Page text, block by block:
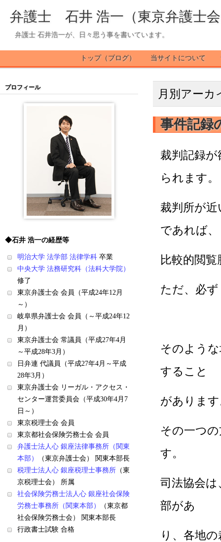
弁護士 石井 浩一（東京弁護士
弁護士 石井浩一が、日々思う事を書いています。
トップ（ブログ） 当サイトについて
月別アー
事件記録
裁判記録
られます。
裁判所が
であれば、
比較的閲
ただ、必
そのよう
すること
がありま
その一つ
す。
司法協会は
部があ
り、各地
プロフィール
◆石井 浩一の経歴等
明治大学 法学部 法律学科 卒業
中央大学 法務研究科（法科大学院）
修了
東京弁護士会 会員（平成24年12月
～）
岐阜県弁護士会 会員（～平成24年12
月）
東京弁護士会 常議員（平成27年4月
～平成28年3月）
日弁連 代議員（平成27年4月～平成
28年3月）
東京弁護士会 リーガル・アクセス・
センター運営委員会（平成30年4月7
日～）
東京税理士会 会員
東京都社会保険労務士会 会員
弁護士法人心 銀座法律事務所（関東
本部）
（東京弁護士会） 関東本部長
税理士法人心 銀座税理士事務所 （東
京税理士会） 所属
社会保険労務士法人心 銀座社会保険
労務士事務所（関東本部）
（東京都
社会保険労務士会） 関東本部長
行政書士試験 合格